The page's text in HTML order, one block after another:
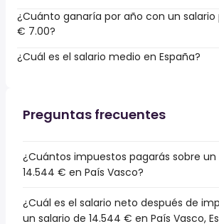
¿Cuánto ganaría por año con un salario
€ 7.00?
¿Cuál es el salario medio en España?
Preguntas frecuentes
¿Cuántos impuestos pagarás sobre un
14.544 € en País Vasco?
¿Cuál es el salario neto después de
un salario de 14.544 € en País Vasco,